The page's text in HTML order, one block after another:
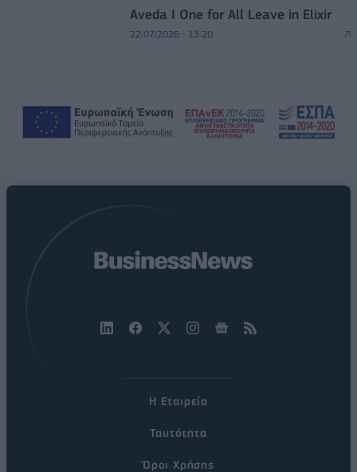
Aveda I One for All Leave in Elixir
22/07/2026 - 13:20
Η Εταιρεία
Ταυτότητα
Όροι Χρήσης